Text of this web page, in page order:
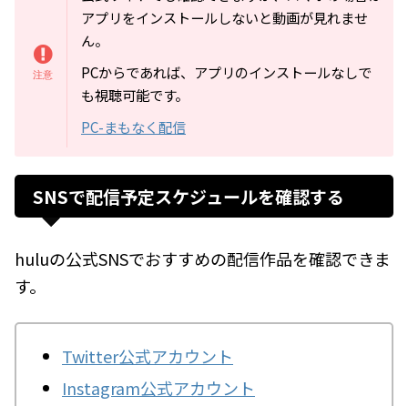
アプリをインストールしないと動画が見れませ
ん。
PCからであれば、アプリのインストールなしで
も視聴可能です。
PC-まもなく配信
SNSで配信予定スケジュールを確認する
huluの公式SNSでおすすめの配信作品を確認できま
す。
Twitter公式アカウント
Instagram公式アカウント